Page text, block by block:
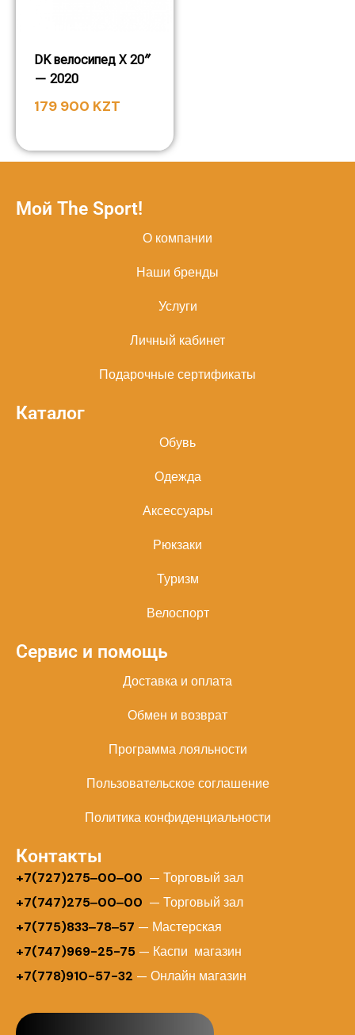
DK велосипед X 20″
— 2020
179 900 KZT
Мой The Sport!
О компании
Наши бренды
Услуги
Личный кабинет
Подарочные сертификаты
Каталог
Обувь
Одежда
Аксессуары
Рюкзаки
Туризм
Велоспорт
Сервис и помощь
Доставка и оплата
Обмен и возврат
Программа лояльности
Пользовательское соглашение
Политика конфиденциальности
Контакты
+7(727)275‒00‒00 — Торговый зал
+7(747)275‒00‒00 — Торговый зал
+7(775)833‒78‒57 — Мастерская
+7(747)969-25-75 — Каспи магазин
+7(778)910-57-32 — Онлайн магазин